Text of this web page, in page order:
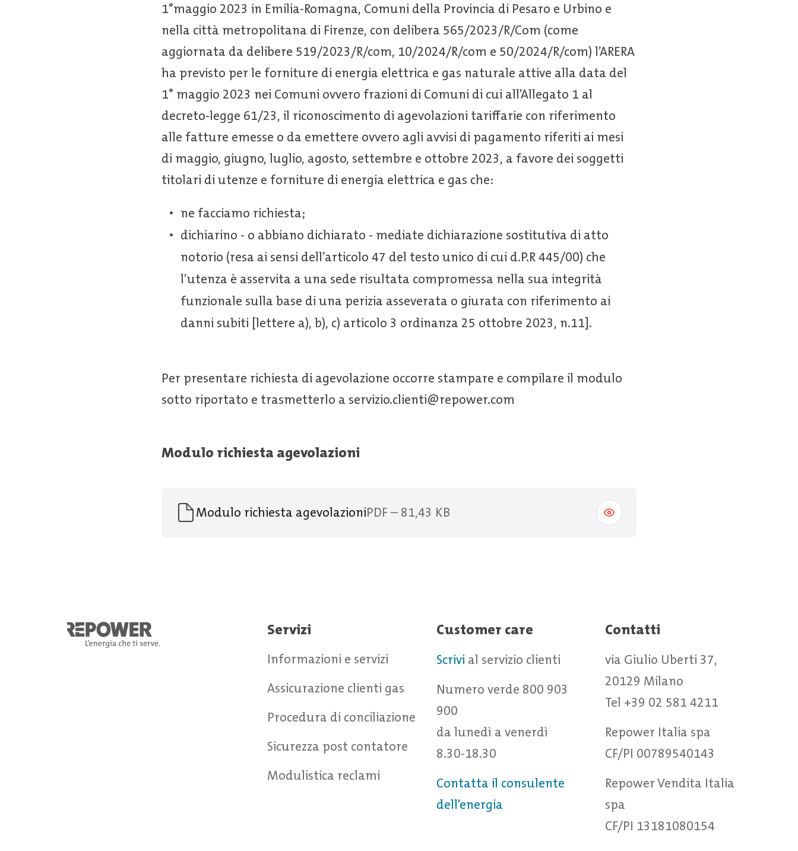
1°maggio 2023 in Emilia-Romagna, Comuni della Provincia di Pesaro e Urbino e
nella città metropolitana di Firenze, con delibera 565/2023/R/Com (come
aggiornata da delibere 519/2023/R/com, 10/2024/R/com e 50/2024/R/com) l’ARERA
ha previsto per le forniture di energia elettrica e gas naturale attive alla data del
1° maggio 2023 nei Comuni ovvero frazioni di Comuni di cui all’Allegato 1 al
decreto-legge 61/23, il riconoscimento di agevolazioni tariffarie con riferimento
alle fatture emesse o da emettere ovvero agli avvisi di pagamento riferiti ai mesi
di maggio, giugno, luglio, agosto, settembre e ottobre 2023, a favore dei soggetti
titolari di utenze e forniture di energia elettrica e gas che:
ne facciamo richiesta;
dichiarino - o abbiano dichiarato - mediate dichiarazione sostitutiva di atto
notorio (resa ai sensi dell’articolo 47 del testo unico di cui d.P.R 445/00) che
l’utenza è asservita a una sede risultata compromessa nella sua integrità
funzionale sulla base di una perizia asseverata o giurata con riferimento ai
danni subiti [lettere a), b), c) articolo 3 ordinanza 25 ottobre 2023, n.11].
Per presentare richiesta di agevolazione occorre stampare e compilare il modulo
sotto riportato e trasmetterlo a servizio.clienti@repower.com
Modulo richiesta agevolazioni
Modulo richiesta agevolazioniPDF – 81,43 KB
Servizi
Informazioni e servizi
Assicurazione clienti gas
Procedura di conciliazione
Sicurezza post contatore
Modulistica reclami
Customer care
Scrivi al servizio clienti
Numero verde 800 903
900
da lunedì a venerdì
8.30-18.30
Contatta il consulente
dell’energia
Contatti
via Giulio Uberti 37,
20129 Milano
Tel +39 02 581 4211
Repower Italia spa
CF/PI 00789540143
Repower Vendita Italia
spa
CF/PI 13181080154